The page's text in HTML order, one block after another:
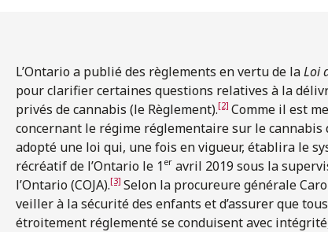
L’Ontario a publié des règlements en vertu de laLoi
pour clarifier certaines questions relatives à la
privés de cannabis (le Règlement).[2] Comme il est
concernant le régime réglementaire sur le
adopté une loi qui, une fois en vigueur, établira le
récréatif de l’Ontario le 1 er avril 2019 sous la
l’Ontario (COJA).[3] Selon la procureure générale
veiller à la sécurité des enfants et d’assurer que
étroitement réglementé se conduisent avec